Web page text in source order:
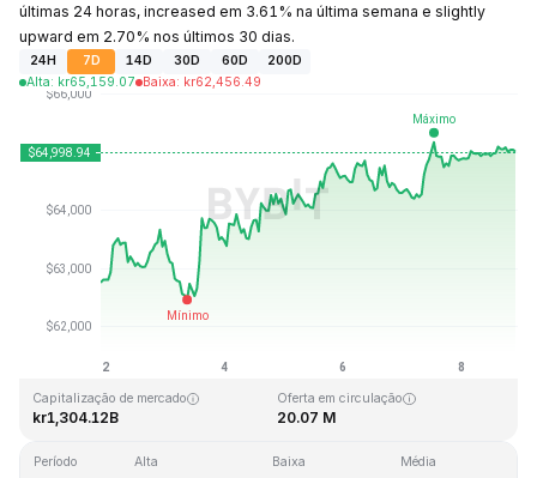
últimas 24 horas, increased em 3.61% na última semana e slightly
upward em 2.70% nos últimos 30 dias.
24H 7D 14D 30D 60D
200D
Alta: kr65,159.07 Baixa: kr62,456.49
Última atualização: 2026-08-08, 21:37 GMT+0
kr126,080.00
Capitalização de mercado
kr1,304.12B
Oferta em circulação
20.07 M
Período Alta Baixa Média